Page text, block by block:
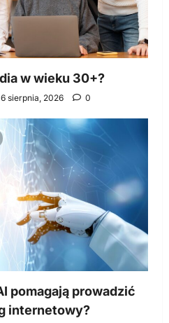
w wieku 30+?
6 sierpnia, 2026 0
pomagają prowadzić
internetowy?